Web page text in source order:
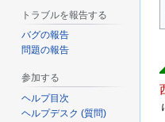
トラブルを報告する
バグの報告
問題の報告
参加する
ヘルプ目次
ヘルプデスク (質問)